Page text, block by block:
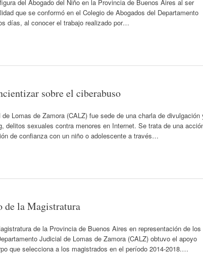
del Abogado del Niño en la Provincia de Buenos Aires al ser
que se conformó en el Colegio de Abogados del Departamento
días, al conocer el trabajo realizado por…
sobre el ciberabuso
Lomas de Zamora (CALZ) fue sede de una charla de divulgación
delitos sexuales contra menores en Internet. Se trata de una
de confianza con un niño o adolescente a través…
de la Magistratura
de la Provincia de Buenos Aires en representación de los
Judicial de Lomas de Zamora (CALZ) obtuvo el apoyo
que selecciona a los magistrados en el período 2014-2018.…